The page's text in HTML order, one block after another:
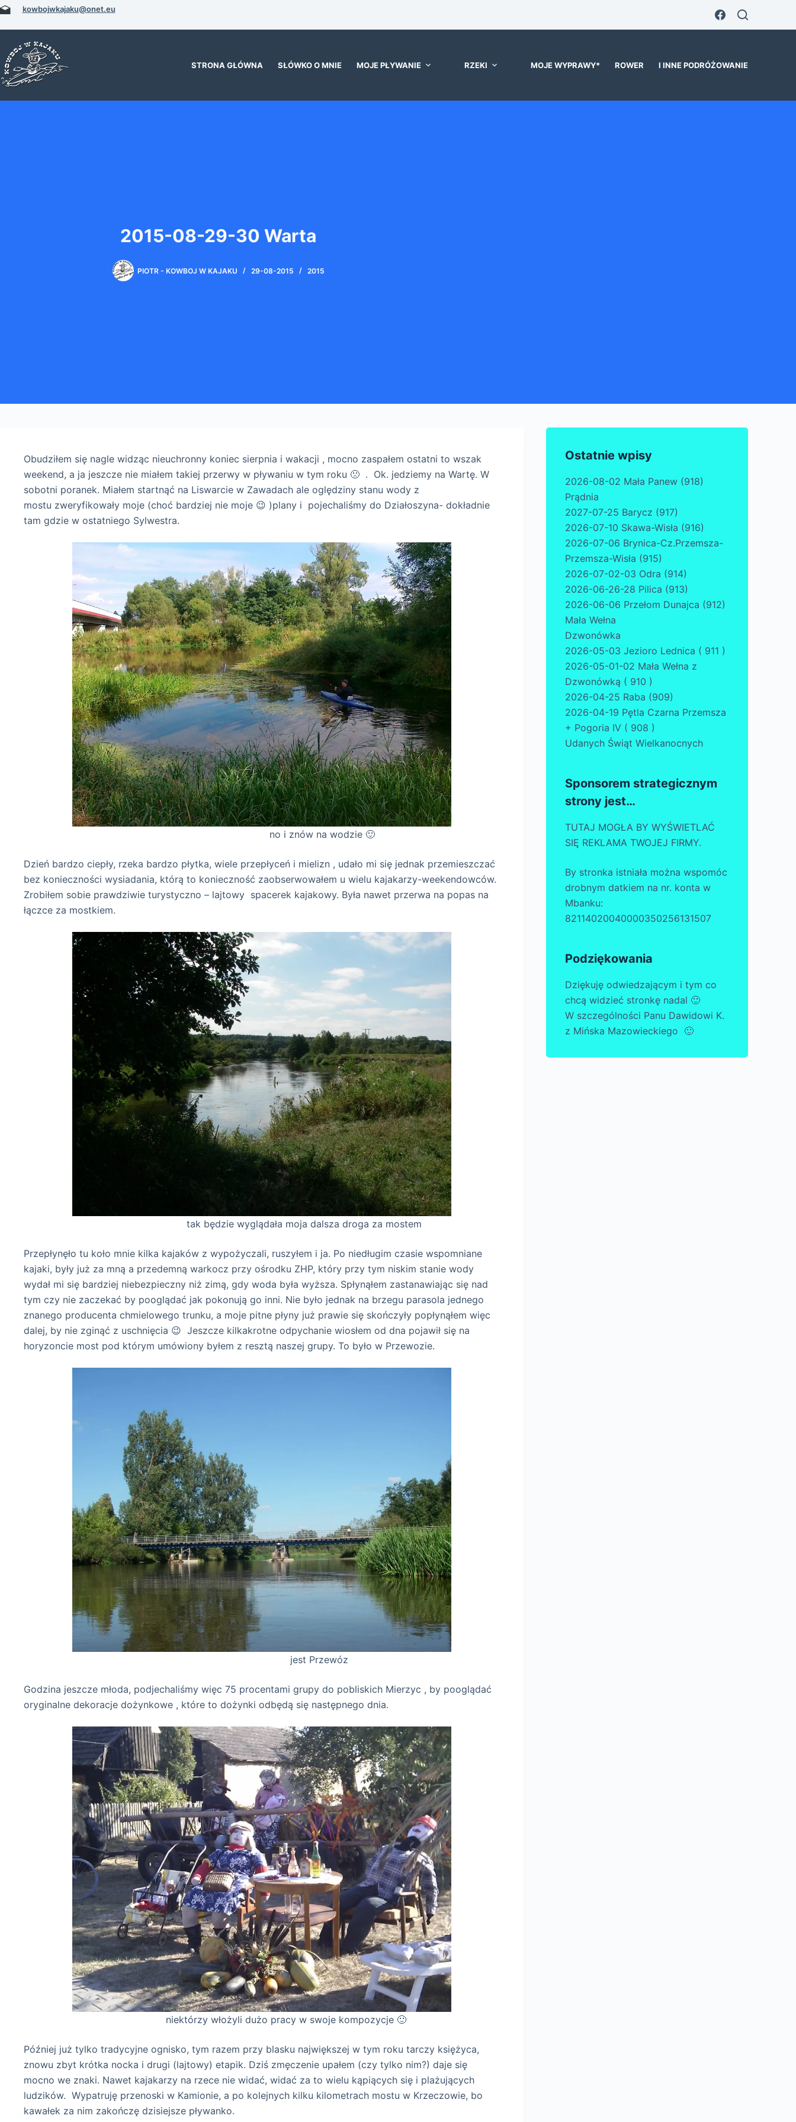
Przejdźkowbojwkajaku@onet.eu
STRONA GŁÓWNA SŁÓWKO O MNIE MOJE PŁYWANIE RZEKI MOJE WYPRAWY* ROWER I INNE PODRÓŻOWANIE
2015-08-29-30 Warta
PIOTR - KOWBOJ W KAJAKU 29-08-2015 2015
Obudziłem się nagle widząc nieuchronny koniec sierpnia i wakacji , mocno zaspałem ostatni to wszak
weekend, a ja jeszcze nie miałem takiej przerwy w pływaniu w tym roku 🙁 . Ok. jedziemy na Wartę. W
sobotni poranek. Miałem startnąć na Liswarcie w Zawadach ale oględziny stanu wody z
mostu zweryfikowały moje (choć bardziej nie moje 😉 )plany i pojechaliśmy do Działoszyna- dokładnie
tam gdzie w ostatniego Sylwestra.
no i znów na wodzie 🙂
Dzień bardzo ciepły, rzeka bardzo płytka, wiele przepłyceń i mielizn , udało mi się jednak przemieszczać
bez konieczności wysiadania, którą to konieczność zaobserwowałem u wielu kajakarzy-weekendowców.
Zrobiłem sobie prawdziwie turystyczno – lajtowy spacerek kajakowy. Była nawet przerwa na popas na
łączce za mostkiem.
tak będzie wyglądała moja dalsza droga za mostem
Przepłynęło tu koło mnie kilka kajaków z wypożyczali, ruszyłem i ja. Po niedługim czasie wspomniane
kajaki, były już za mną a przedemną warkocz przy ośrodku ZHP, który przy tym niskim stanie wody
wydał mi się bardziej niebezpieczny niż zimą, gdy woda była wyższa. Spłynąłem zastanawiając się nad
tym czy nie zaczekać by pooglądać jak pokonują go inni. Nie było jednak na brzegu parasola jednego
znanego producenta chmielowego trunku, a moje pitne płyny już prawie się skończyły popłynąłem więc
dalej, by nie zginąć z uschnięcia 😉 Jeszcze kilkakrotne odpychanie wiosłem od dna pojawił się na
horyzoncie most pod którym umówiony byłem z resztą naszej grupy. To było w Przewozie.
jest Przewóz
Godzina jeszcze młoda, podjechaliśmy więc 75 procentami grupy do pobliskich Mierzyc , by pooglądać
oryginalne dekoracje dożynkowe , które to dożynki odbędą się następnego dnia.
niektórzy włożyli dużo pracy w swoje kompozycje 🙂
Później już tylko tradycyjne ognisko, tym razem przy blasku największej w tym roku tarczy księżyca,
znowu zbyt krótka nocka i drugi (lajtowy) etapik. Dziś zmęczenie upałem (czy tylko nim?) daje się
mocno we znaki. Nawet kajakarzy na rzece nie widać, widać za to wielu kąpiących się i plażujących
ludzików. Wypatruję przenoski w Kamionie, a po kolejnych kilku kilometrach mostu w Krzeczowie, bo
kawałek za nim zakończę dzisiejsze pływanko.
Ostatnie wpisy
2026-08-02 Mała Panew (918)
Prądnia
2027-07-25 Barycz (917)
2026-07-10 Skawa-Wisła (916)
2026-07-06 Brynica-Cz.Przemsza-
Przemsza-Wisła (915)
2026-07-02-03 Odra (914)
2026-06-26-28 Pilica (913)
2026-06-06 Przełom Dunajca (912)
Mała Wełna
Dzwonówka
2026-05-03 Jezioro Lednica ( 911 )
2026-05-01-02 Mała Wełna z
Dzwonówką ( 910 )
2026-04-25 Raba (909)
2026-04-19 Pętla Czarna Przemsza
+ Pogoria IV ( 908 )
Udanych Świąt Wielkanocnych
Sponsorem strategicznym
strony jest…
TUTAJ MOGŁA BY WYŚWIETLAĆ
SIĘ REKLAMA TWOJEJ FIRMY.
By stronka istniała można wspomóc
drobnym datkiem na nr. konta w
Mbanku:
82114020040000350256131507
Podziękowania
Dziękuję odwiedzającym i tym co
chcą widzieć stronkę nadal 🙂
W szczególności Panu Dawidowi K.
z Mińska Mazowieckiego 🙂